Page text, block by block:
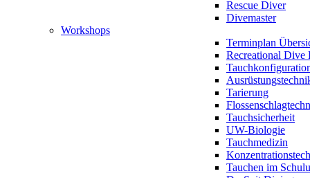
Rescue Diver
Divemaster
Workshops
Terminplan
Recreational Dive
Tarierung
Tauchsicherheit
UW-Biologie
Tauchmedizin
Tauchen im